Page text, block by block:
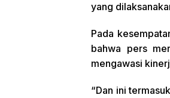
yang
Pada
bahwa pers
mengawasi
“Dan ini